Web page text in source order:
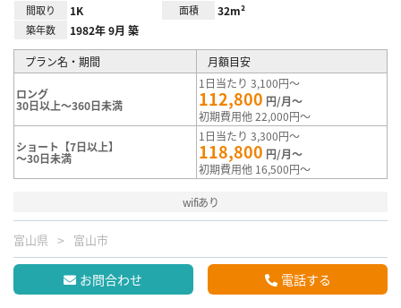
間取り 1K 面積 32m²
築年数 1982年 9月 築
プラン名・期間 月額目安
ロング
30日以上～360日未満
1日当たり 3,100円～
112,800 円/月～
初期費用他 22,000円～
ショート【7日以上】
～30日未満
1日当たり 3,300円～
118,800 円/月～
初期費用他 16,500円～
wifiあり
富山県 富山市
お問合わせ 電話する